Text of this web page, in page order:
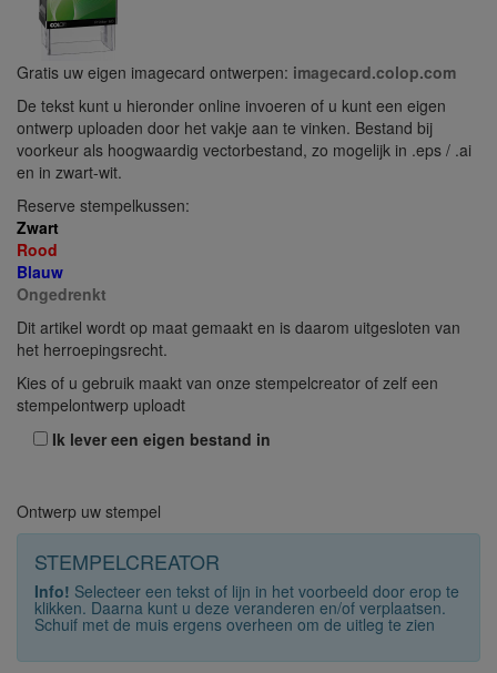
Gratis uw eigen imagecard ontwerpen: imagecard.colop.com
De tekst kunt u hieronder online invoeren of u kunt een eigen
ontwerp uploaden door het vakje aan te vinken. Bestand bij
voorkeur als hoogwaardig vectorbestand, zo mogelijk in .eps / .ai
en in zwart-wit.
Reserve stempelkussen:
Zwart
Rood
Blauw
Ongedrenkt
Dit artikel wordt op maat gemaakt en is daarom uitgesloten van
het herroepingsrecht.
Kies of u gebruik maakt van onze stempelcreator of zelf een
stempelontwerp uploadt
Ik lever een eigen bestand in
Ontwerp uw stempel
STEMPELCREATOR
Info! Selecteer een tekst of lijn in het voorbeeld door erop te
klikken. Daarna kunt u deze veranderen en/of verplaatsen.
Schuif met de muis ergens overheen om de uitleg te zien